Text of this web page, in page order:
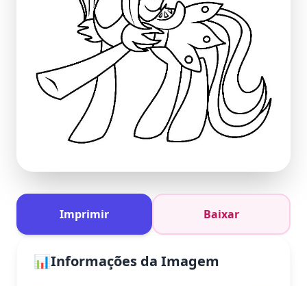
Imprimir Baixar
📊Informações da Imagem